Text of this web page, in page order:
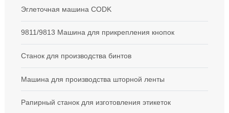
Эглеточная машина CODK
9811/9813 Машина для прикрепления кнопок
Станок для производства бинтов
Машина для производства шторной ленты
Рапирный станок для изготовления этикеток